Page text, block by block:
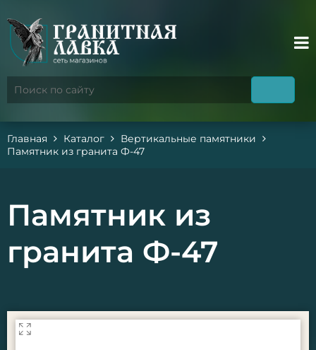
Главная Каталог
Вертикальные памятники
Памятник из гранита Ф-47
Памятник из
гранита Ф-47